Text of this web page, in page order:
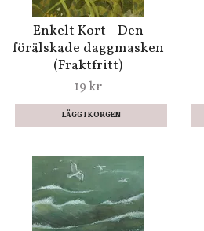
Enkelt Kort - Den
förälskade daggmasken
(Fraktfritt)
19 kr